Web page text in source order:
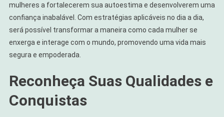
mulheres a fortalecerem sua autoestima e desenvolverem uma
confiança inabalável. Com estratégias aplicáveis no dia a dia,
será possível transformar a maneira como cada mulher se
enxerga e interage com o mundo, promovendo uma vida mais
segura e empoderada.
Reconheça Suas Qualidades e
Conquistas